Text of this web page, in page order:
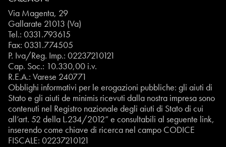
Via Magenta, 29
Gallarate 21013 (Va)
Tel.: 0331.793615
Fax: 0331.774505
P. Iva/Reg. Imp.: 02237210121
Cap. Soc.: 10.330,00 i.v.
R.E.A.: Varese 240771
Obblighi informativi per le erogazioni pubbliche: gli aiuti di
Stato e gli aiuti de minimis ricevuti dalla nostra impresa sono
contenuti nel Registro nazionale degli aiuti di Stato di cui
all’art. 52 della L.234/2012” e consultabili al seguente link,
inserendo come chiave di ricerca nel campo CODICE
FISCALE: 02237210121